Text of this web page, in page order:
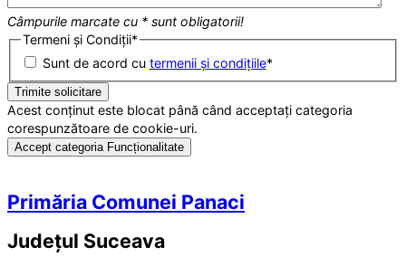
Câmpurile marcate cu * sunt obligatorii!
Termeni și Condiții*
Sunt de acord cu termenii și condițiile*
Acest conținut este blocat până când acceptați categoria
corespunzătoare de cookie-uri.
Accept categoria Funcționalitate
Primăria Comunei Panaci
Județul Suceava